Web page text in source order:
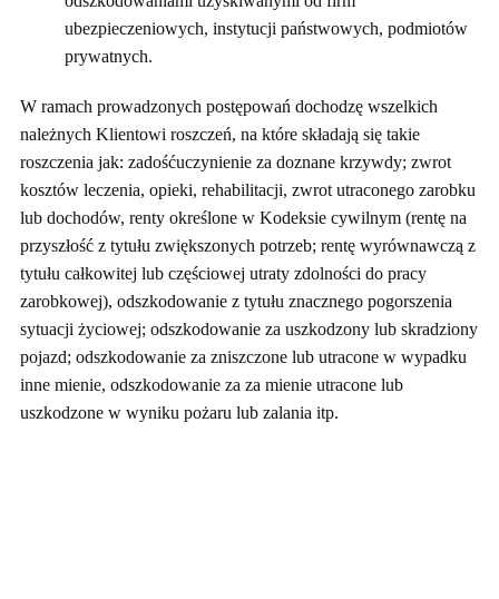
ubezpieczeniowych, instytucji państwowych, podmiotów
prywatnych.
W ramach prowadzonych postępowań dochodzę wszelkich
należnych Klientowi roszczeń, na które składają się takie
roszczenia jak: zadośćuczynienie za doznane krzywdy; zwrot
kosztów leczenia, opieki, rehabilitacji, zwrot utraconego zarobku
lub dochodów, renty określone w Kodeksie cywilnym (rentę na
przyszłość z tytułu zwiększonych potrzeb; rentę wyrównawczą z
tytułu całkowitej lub częściowej utraty zdolności do pracy
zarobkowej), odszkodowanie z tytułu znacznego pogorszenia
sytuacji życiowej; odszkodowanie za uszkodzony lub skradziony
pojazd; odszkodowanie za zniszczone lub utracone w wypadku
inne mienie, odszkodowanie za za mienie utracone lub
uszkodzone w wyniku pożaru lub zalania itp.